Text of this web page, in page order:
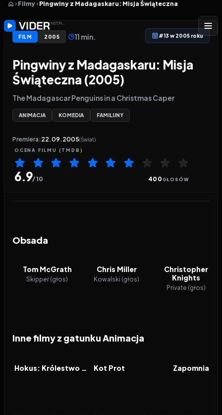
Filmy Pingwiny z Madagaskaru: Misja Świąteczna
FILM 2005 11 min. #13 w 2005 roku
Pingwiny z Madagaskaru: Misja
Świąteczna (2005)
The Madagascar Penguins in a Christmas Caper
ANIMACJA KOMEDIA FAMILIJNY
Premiera: 22.09.2005(Świat)
OCENA FILMU (TMDB)
6.9/ 10 400GŁOSÓW
Obsada
Tom McGrath
Skipper (głos)
Chris Miller
Kowalski (głos)
Christopher
Knights
Private (głos)
Inne filmy z gatunku Animacja
FILM Hokus: Królestwo magii FILM
Kot Prot FILM
Zapomniana